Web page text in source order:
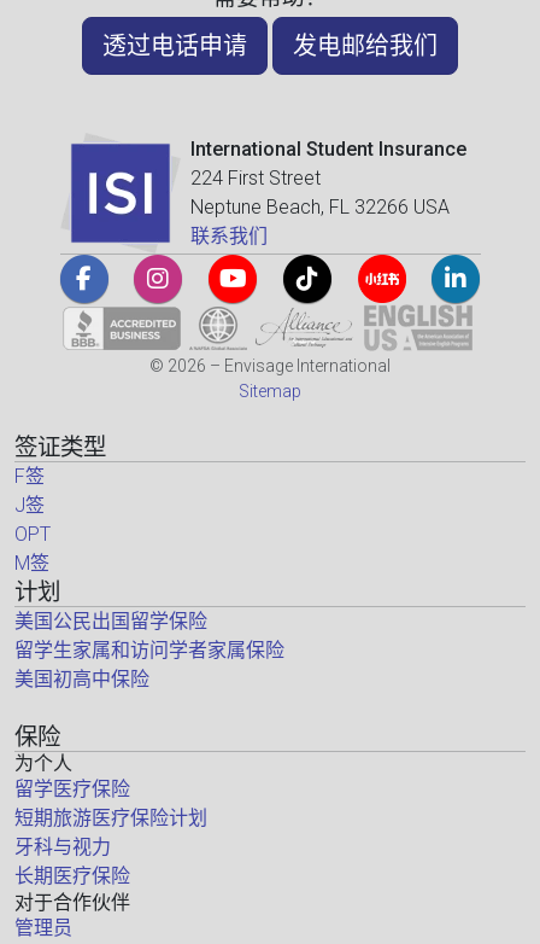
透过电话申请 发电邮给我们
International Student Insurance
224 First Street
Neptune Beach, FL 32266 USA
联系我们
© 2026 – Envisage International
Sitemap
签证类型
F签
J签
OPT
M签
计划
美国公民出国留学保险
留学生家属和访问学者家属保险
美国初高中保险
保险
为个人
留学医疗保险
短期旅游医疗保险计划
牙科与视力
长期医疗保险
对于合作伙伴
管理员